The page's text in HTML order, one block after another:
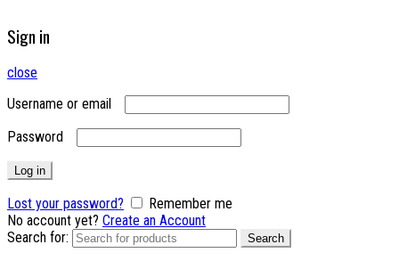
Sign in
close
Username or email
Password
Log in
Lost your password?
Remember me
No account yet? Create an Account
Search for:
Search